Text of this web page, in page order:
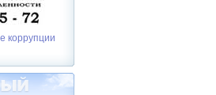
коррупции